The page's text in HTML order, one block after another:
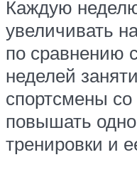
Каждую
увеличивать
по сравнению
неделей
спортсмены
повышать
тренировки и